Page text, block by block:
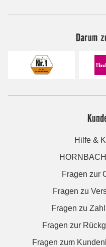
Darum
Hilfe &
Fragen zur
Fragen zu
Fragen zu
Fragen zur
Fragen zum